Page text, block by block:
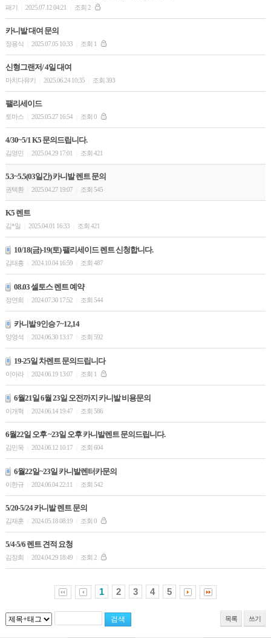
패기 2025.07.12 04:21 조회 2
카니발 대여 문의
정용식 2025.07.05 10:33 조회 1
신형그랜저/ 4일 대여
마치다유키 2025.06.24 10:35 조회 393
팰리세이드
토마스 2025.05.27 16:54 조회 0
4/30~5/1 K5 문의드립니다.
김영민 2025.04.29 17:01 조회 421
5.3~5.5(03일간) 카니발 렌트 문의
권택환 2025.04.27 19:07 조회 545
K5 렌트
김*일 2025.04.01 16:33 조회 421
10/18(금)-19(토) 팰리세이드 렌트 신청합니다.
김태흥 2024.10.04 16:59 조회 487
08.03 셀토스 렌트 예약
정연희 2024.07.30 17:52 조회 544
카니발 9인승 7~12,14
양영석 2024.06.30 13:17 조회 592
19-25일 차렌트 문의드립니다
이아라 2024.06.19 13:07 조회 1
6월21일 6월 23일 오전까지 카니발 비용문의
이개혁 2024.06.14 19:47 조회 586
6월22일 오후 ~23일 오후 카니발렌트 문의드립니다.
김민욱 2024.06.12 10:17 조회 604
6월22일~23일 카니발렌터카문의
이한규 2024.06.04 22:11 조회 542
5/20-5/24 카니발 렌트 문의
김재훈 2024.05.18 08:19 조회 0
5/4-5/6 렌트 견적 요청
김정회 2024.04.29 18:49 조회 2
1 2 3 4 5
목록 쓰기